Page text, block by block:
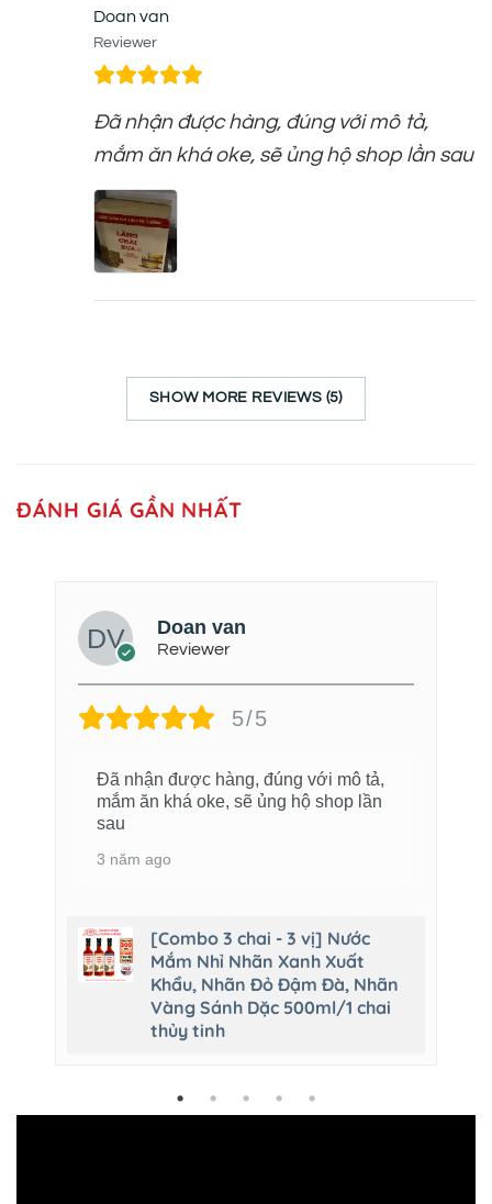
Doan van
Reviewer
Đã nhận được hàng, đúng với mô tả,
mắm ăn khá oke, sẽ ủng hộ shop lần sau
SHOW MORE REVIEWS (5)
ĐÁNH GIÁ GẦN NHẤT
Doan van
Reviewer
5/5
Đã nhận được hàng, đúng với mô tả,
mắm ăn khá oke, sẽ ủng hộ shop lần
sau
3 năm ago
[Combo 3 chai - 3 vị] Nước
Mắm Nhỉ Nhãn Xanh Xuất
Khẩu, Nhãn Đỏ Đậm Đà, Nhãn
Vàng Sánh Dặc 500ml/1 chai
thủy tinh